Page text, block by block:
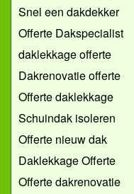
Snel een dakdekker
Offerte Dakspecialist
daklekkage offerte
Dakrenovatie offerte
Offerte daklekkage
Schuindak isoleren
Offerte nieuw dak
Daklekkage Offerte
Offerte dakrenovatie